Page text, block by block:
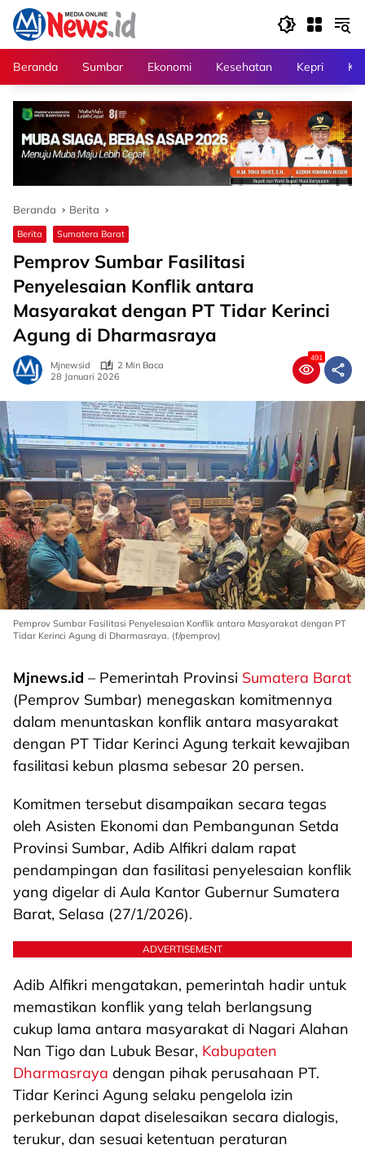
Langsung
konten
Beranda
Sumbar Ekonomi Kesehatan Kepri
Beranda Berita
Berita Sumatera Barat
Pemprov Sumbar Fasilitasi
Penyelesaian Konflik antara
Masyarakat dengan PT Tidar Kerinci
Agung di Dharmasraya
Mjnewsid
2 Min Baca
28 Januari 2026
491
Pemprov Sumbar Fasilitasi Penyelesaian Konflik antara Masyarakat dengan PT
Tidar Kerinci Agung di Dharmasraya. (f/pemprov)
Mjnews.id – Pemerintah Provinsi Sumatera Barat
(Pemprov Sumbar) menegaskan komitmennya
dalam menuntaskan konflik antara masyarakat
dengan PT Tidar Kerinci Agung terkait kewajiban
fasilitasi kebun plasma sebesar 20 persen.
Komitmen tersebut disampaikan secara tegas
oleh Asisten Ekonomi dan Pembangunan Setda
Provinsi Sumbar, Adib Alfikri dalam rapat
pendampingan dan fasilitasi penyelesaian konflik
yang digelar di Aula Kantor Gubernur Sumatera
Barat, Selasa (27/1/2026).
ADVERTISEMENT
Adib Alfikri mengatakan, pemerintah hadir untuk
memastikan konflik yang telah berlangsung
cukup lama antara masyarakat di Nagari Alahan
Nan Tigo dan Lubuk Besar, Kabupaten
Dharmasraya dengan pihak perusahaan PT.
Tidar Kerinci Agung selaku pengelola izin
perkebunan dapat diselesaikan secara dialogis,
terukur, dan sesuai ketentuan peraturan